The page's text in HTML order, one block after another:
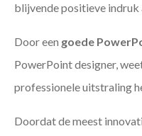
blijvende positieve indruk
Door een goede
PowerPoint designer,
professionele uitstraling
Doordat de meest